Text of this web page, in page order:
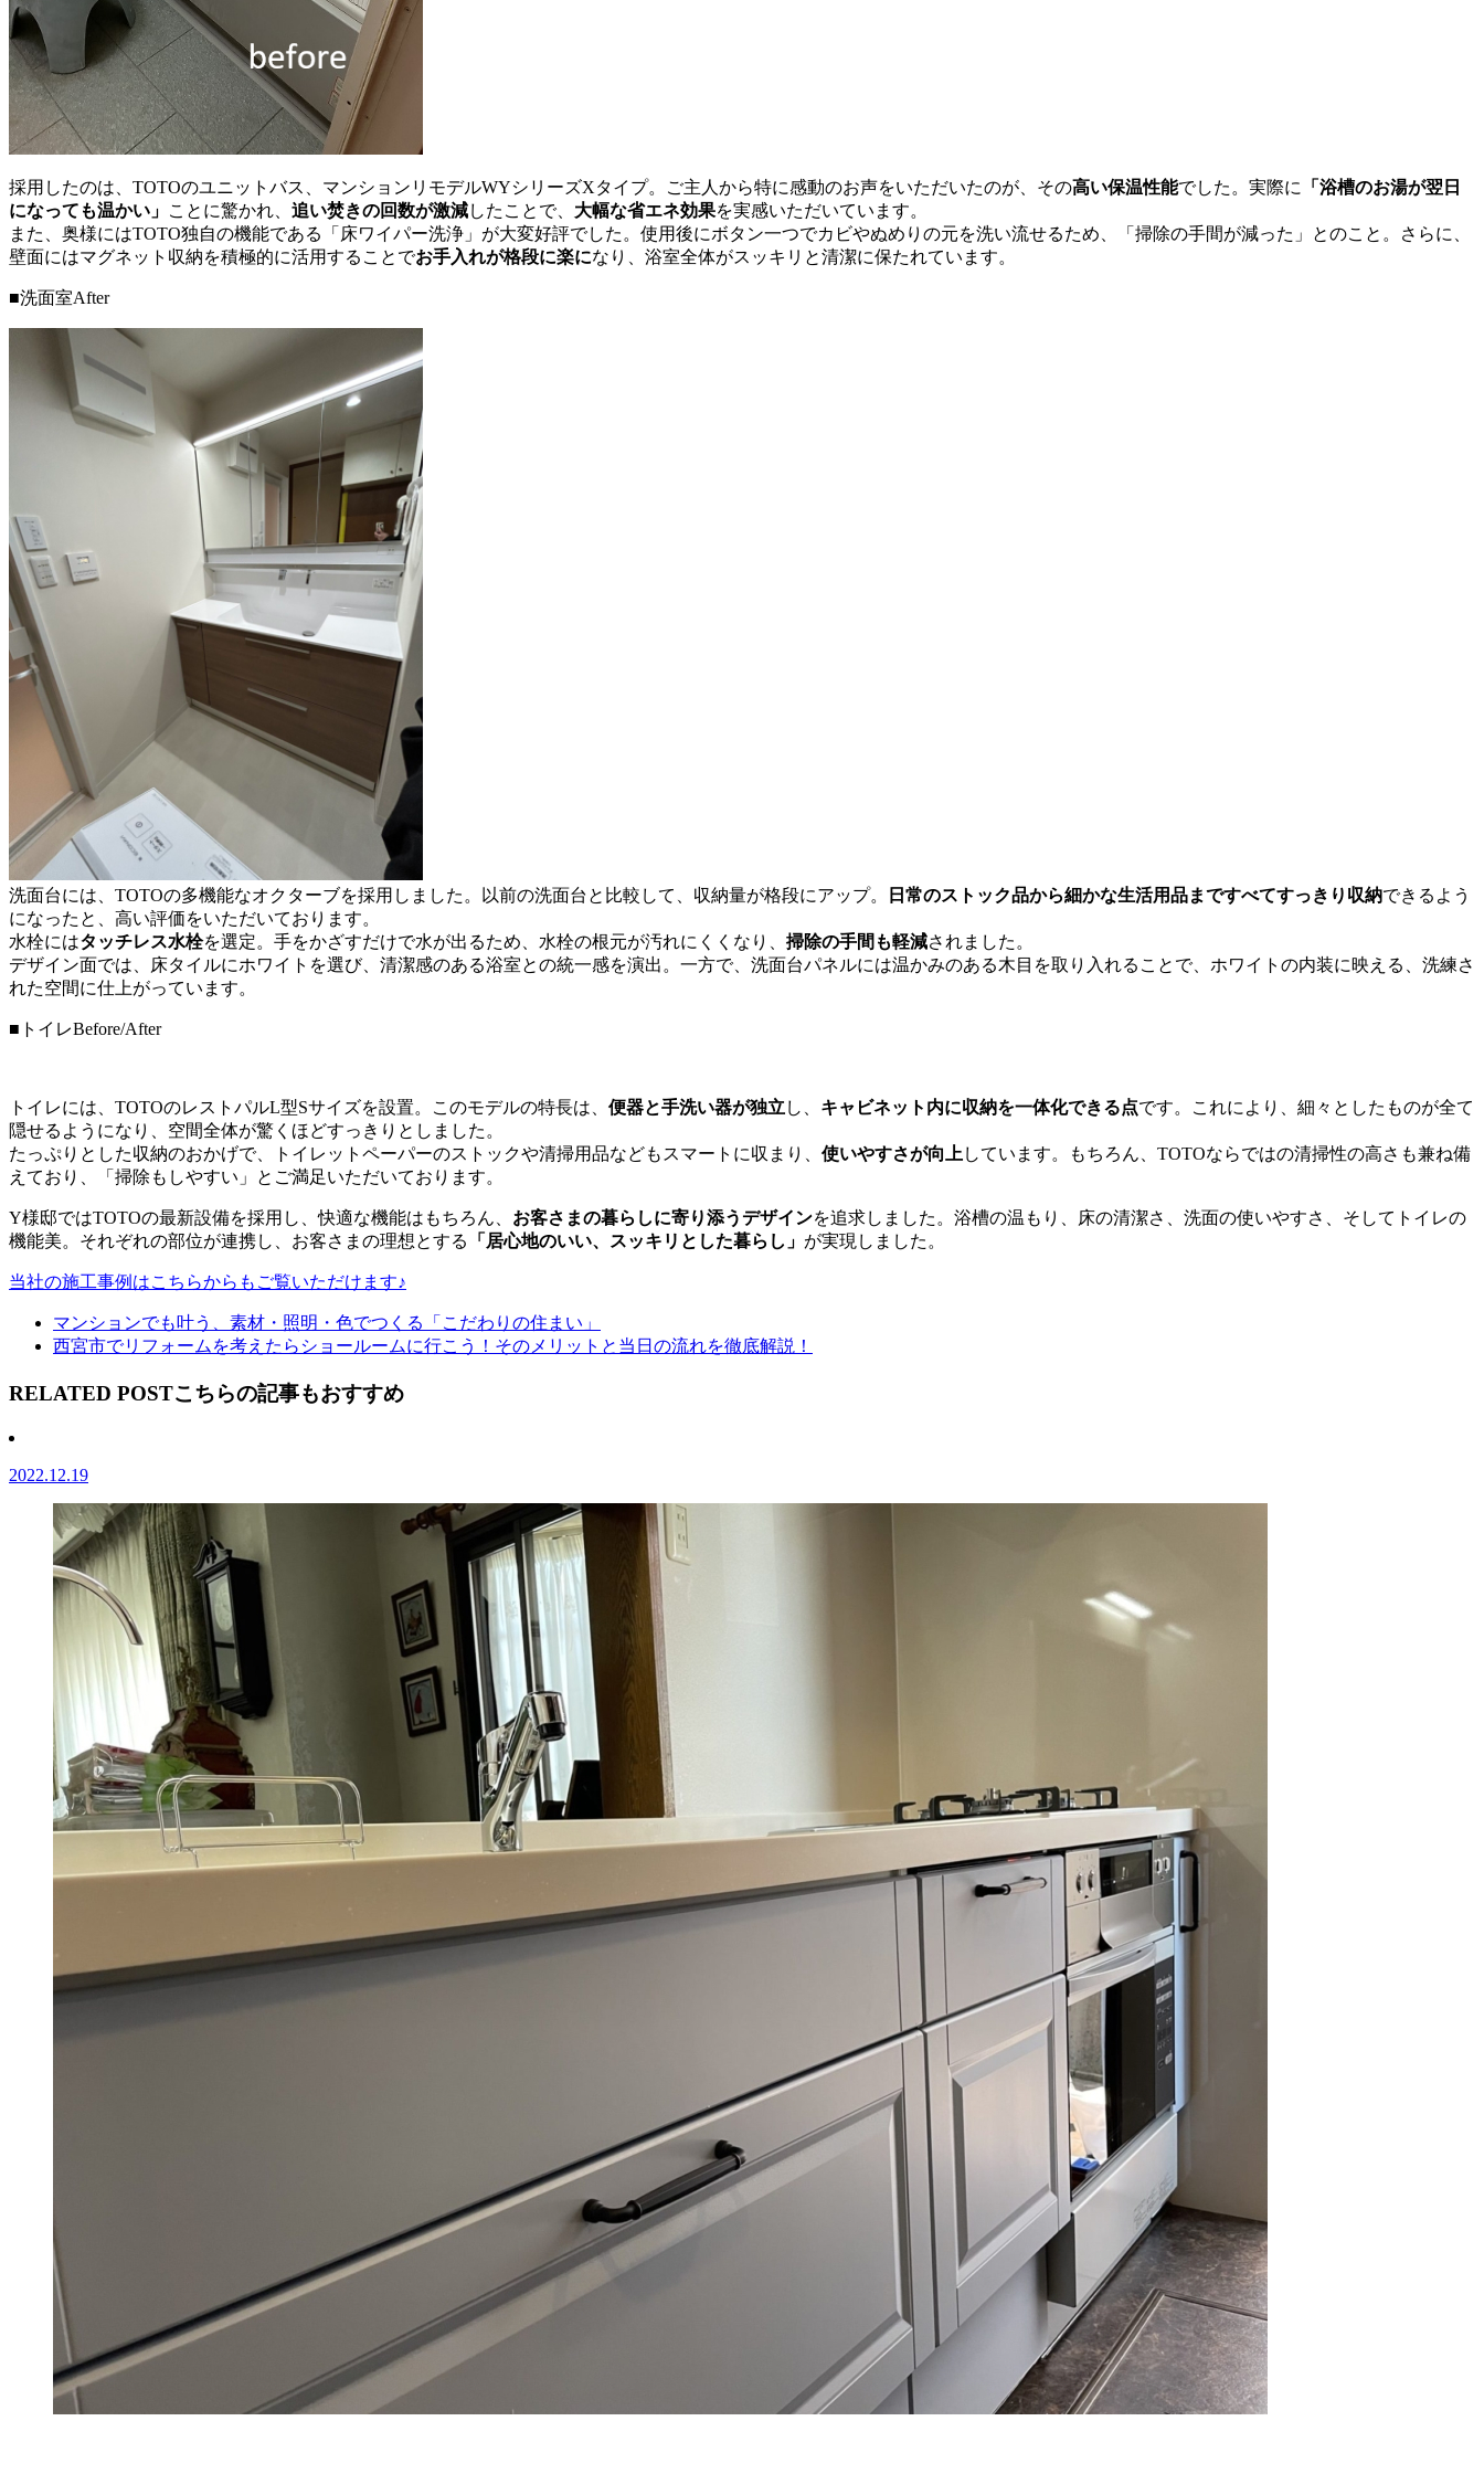
採用したのは、TOTOのユニットバス、マンションリモデルWYシリーズXタイプ。ご主人から特に感動のお声をいただいたのが、その高い保温性能でした。実際に
「浴槽のお湯が翌日
になっても温かい」 ことに驚かれ、 追い焚きの回数が激減したことで、 大幅な省エネ効果を実感いただいています。
また、奥様にはTOTO独自の機能である「床ワイパー洗浄」が大変好評でした。使用後にボタン一つでカビやぬめりの元を洗い流せるため、「掃除の手間が減った」とのこと。さらに、
壁面にはマグネット収納を積極的に活用することでお手入れが格段に楽になり、浴室全体がスッキリと清潔に保たれています。
■洗面室After
洗面台には、TOTOの多機能なオクターブを採用しました。以前の洗面台と比較して、収納量が格段にアップ。 日常のストック品から細かな生活用品まですべてすっきり収納できるよう
になったと、高い評価をいただいております。
水栓にはタッチレス水栓を選定。手をかざすだけで水が出るため、水栓の根元が汚れにくくなり、 掃除の手間も軽減されました。
デザイン面では、床タイルにホワイトを選び、清潔感のある浴室との統一感を演出。一方で、洗面台パネルには温かみのある木目を取り入れることで、ホワイトの内装に映える、洗練さ
れた空間に仕上がっています。
■トイレBefore/After
トイレには、TOTOのレストパルL型Sサイズを設置。このモデルの特長は、 便器と手洗い器が独立 し、 キャビネット内に収納を一体化できる点です。これにより、細々としたものが全て
隠せるようになり、空間全体が驚くほどすっきりとしました。
たっぷりとした収納のおかげで、トイレットペーパーのストックや清掃用品などもスマートに収まり、 使いやすさが向上 しています。もちろん、TOTOならではの清掃性の高さも兼ね備
えており、「掃除もしやすい」とご満足いただいております。
Y様邸ではTOTOの最新設備を採用し、快適な機能はもちろん、 お客さまの暮らしに寄り添うデザインを追求しました。浴槽の温もり、床の清潔さ、洗面の使いやすさ、そしてトイレの
機能美。それぞれの部位が連携し、お客さまの理想とする
「居心地のいい、スッキリとした暮らし」 が実現しました。
当社の施工事例はこちらからもご覧いただけます♪
マンションでも叶う、素材・照明・色でつくる「こだわりの住まい」
西宮市でリフォームを考えたらショールームに行こう！そのメリットと当日の流れを徹底解説！
RELATED POSTこちらの記事もおすすめ
2022.12.19